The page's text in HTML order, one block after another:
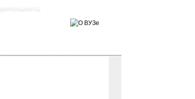
деятельность